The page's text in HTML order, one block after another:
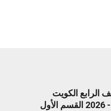
الكويت
الفصل الدراسى الثانى 2025 - 2026 القسم الأول